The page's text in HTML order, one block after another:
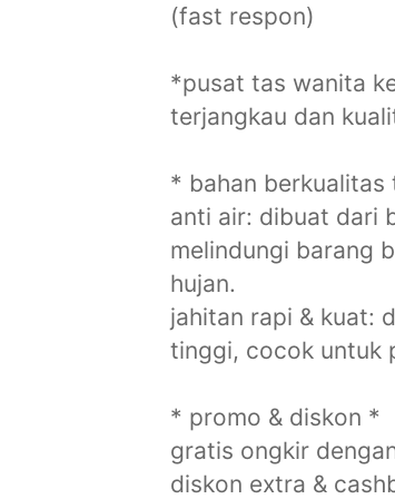
(fast respon)
*pusat tas wanita
terjangkau dan
* bahan berkualitas
anti air: dibuat dari
melindungi barang
hujan.
jahitan rapi & kuat:
tinggi, cocok untuk
* promo & diskon *
gratis ongkir
diskon extra &